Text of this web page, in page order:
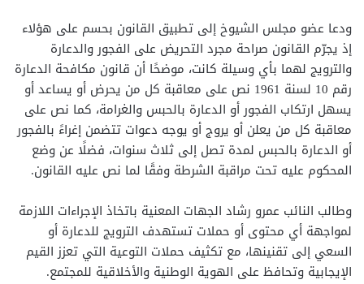
ودعا عضو مجلس الشيوخ إلى تطبيق القانون بحسم على هؤلاء
إذ يجرّم القانون صراحة مجرد التحريض على الفجور والدعارة
والترويج لهما بأي وسيلة كانت، موضحًا أن قانون مكافحة الدعارة
رقم 10 لسنة 1961 نص على معاقبة كل من يحرض أو يساعد أو
يسهل ارتكاب الفجور أو الدعارة بالحبس والغرامة، كما نص على
معاقبة كل من يعلن أو يروج أو يوجه دعوات تتضمن إغراءً بالفجور
أو الدعارة بالحبس لمدة تصل إلى ثلاث سنوات، فضلًا عن وضع
المحكوم عليه تحت مراقبة الشرطة وفقًا لما نص عليه القانون.
وطالب النائب عمرو رشاد الجهات المعنية باتخاذ الإجراءات اللازمة
لمواجهة أي محتوى أو حملات تستهدف الترويج للدعارة أو
السعي إلى تقنينها، مع تكثيف حملات التوعية التي تعزز القيم
الإيجابية وتحافظ على الهوية الوطنية والأخلاقية للمجتمع.